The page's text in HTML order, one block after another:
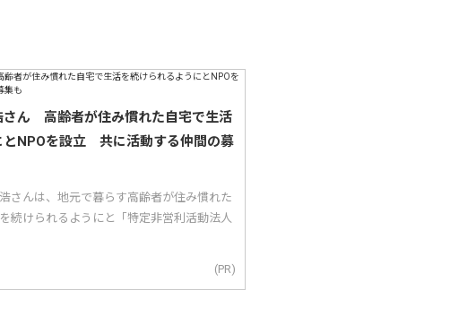
さん 高齢者が住み慣れた自宅で生活
とNPOを設立 共に活動する仲間の募
さんは、地元で暮らす高齢者が住み慣れた
続けられるようにと「特定非営利活動法人
(PR)